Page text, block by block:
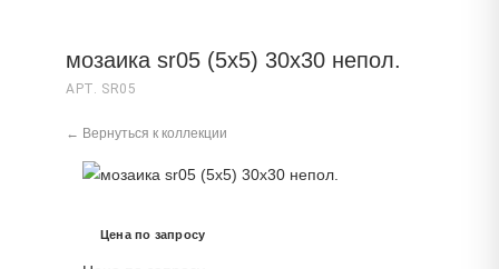
мозаика sr05 (5х5) 30x30 непол.
АРТ. SR05
← Вернуться к коллекции
Цена по запросу